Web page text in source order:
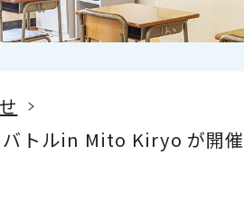
トルin Mito Kiryo が開